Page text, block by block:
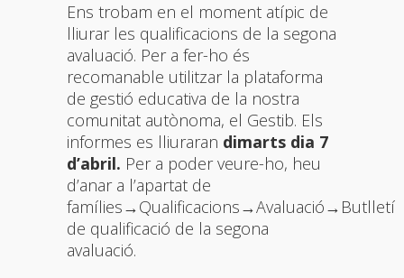
Ens trobam en el moment atípic de
lliurar les qualificacions de la segona
avaluació. Per a fer-ho és
recomanable utilitzar la plataforma
de gestió educativa de la nostra
comunitat autònoma, el Gestib. Els
informes es lliuraran dimarts dia 7
d’abril. Per a poder veure-ho, heu
d’anar a l’apartat de
famílies→Qualificacions→Avaluació→Butlletí
de qualificació de la segona
avaluació.